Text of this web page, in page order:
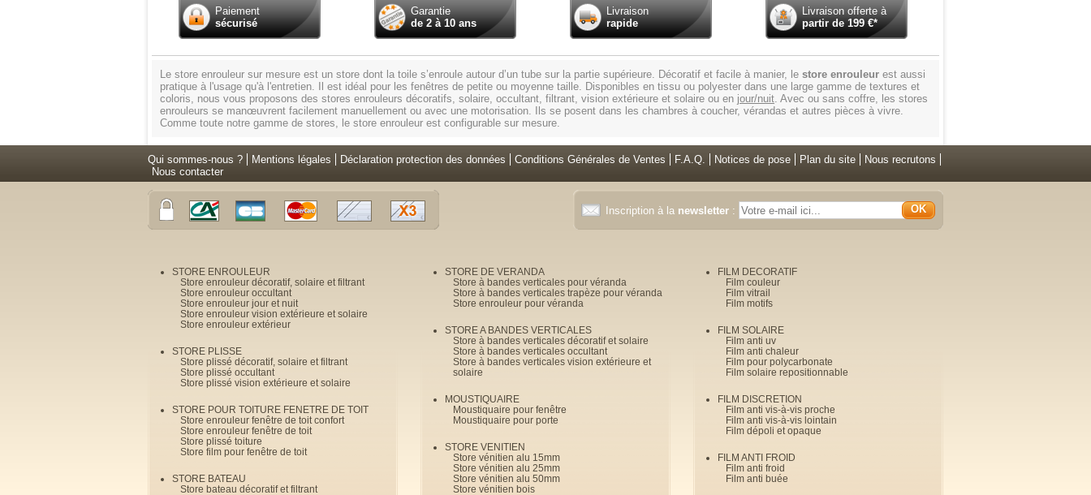
Paiement
sécurisé
Garantie
de 2 à 10 ans
Livraison
rapide
Livraison offerte à
partir de199€*
Le store enrouleur sur mesure est un store dont la toile s’enroule autour d’un tube sur la partie supérieure. Décoratif et facile à manier, le store enrouleur est aussi
pratique à l'usage qu'à l'entretien. Il est idéal pour les fenêtres de petite ou moyenne taille. Disponibles en tissu ou polyester dans une large gamme de textures et
coloris, nous vous proposons des stores enrouleurs décoratifs, solaire, occultant, filtrant, vision extérieure et solaire ou en jour/nuit. Avec ou sans coffre, les stores
enrouleurs se manœuvrent facilement manuellement ou avec une motorisation. Ils se posent dans les chambres à coucher, vérandas et autres pièces à vivre.
Comme toute notre gamme de stores, le store enrouleur est configurable sur mesure.
Qui sommes-nous ? Mentions légales Déclaration protection des données Conditions Générales de Ventes F.A.Q. Notices de pose Plan du site
Nous recrutons
Nous contacter
Inscription à la newsletter : OK
STORE ENROULEUR
Store enrouleur décoratif, solaire et filtrant
Store enrouleur occultant
Store enrouleur jour et nuit
Store enrouleur vision extérieure et solaire
Store enrouleur extérieur
STORE PLISSE
Store plissé décoratif, solaire et filtrant
Store plissé occultant
Store plissé vision extérieure et solaire
STORE POUR TOITURE FENETRE DE TOIT
Store enrouleur fenêtre de toit confort
Store enrouleur fenêtre de toit
Store plissé toiture
Store film pour fenêtre de toit
STORE BATEAU
Store bateau décoratif et filtrant
STORE DE VERANDA
Store à bandes verticales pour véranda
Store à bandes verticales trapèze pour véranda
Store enrouleur pour véranda
STORE A BANDES VERTICALES
Store à bandes verticales décoratif et solaire
Store à bandes verticales occultant
Store à bandes verticales vision extérieure et
solaire
MOUSTIQUAIRE
Moustiquaire pour fenêtre
Moustiquaire pour porte
STORE VENITIEN
Store vénitien alu 15mm
Store vénitien alu 25mm
Store vénitien alu 50mm
Store vénitien bois
FILM DECORATIF
Film couleur
Film vitrail
Film motifs
FILM SOLAIRE
Film anti uv
Film anti chaleur
Film pour polycarbonate
Film solaire repositionnable
FILM DISCRETION
Film anti vis-à-vis proche
Film anti vis-à-vis lointain
Film dépoli et opaque
FILM ANTI FROID
Film anti froid
Film anti buée